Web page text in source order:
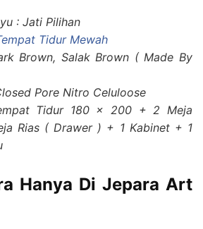
: Jati Pilihan
Tidur Mewah
Brown, Salak Brown ( Made By
Pore Nitro Celuloose
Tidur 180 x 200 + 2 Meja
Rias ( Drawer ) + 1 Kabinet + 1
Hanya Di Jepara Art